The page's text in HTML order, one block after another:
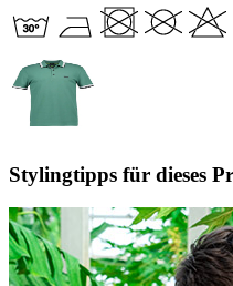
Stylingtipps für dieses